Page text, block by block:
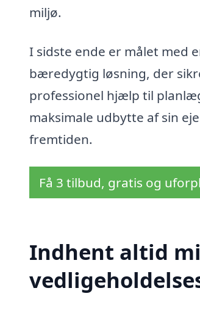
miljø.
I sidste ende er målet med
bæredygtig løsning, der
professionel hjælp til
maksimale udbytte af sin
fremtiden.
Få 3 tilbud, gratis og
Indhent altid